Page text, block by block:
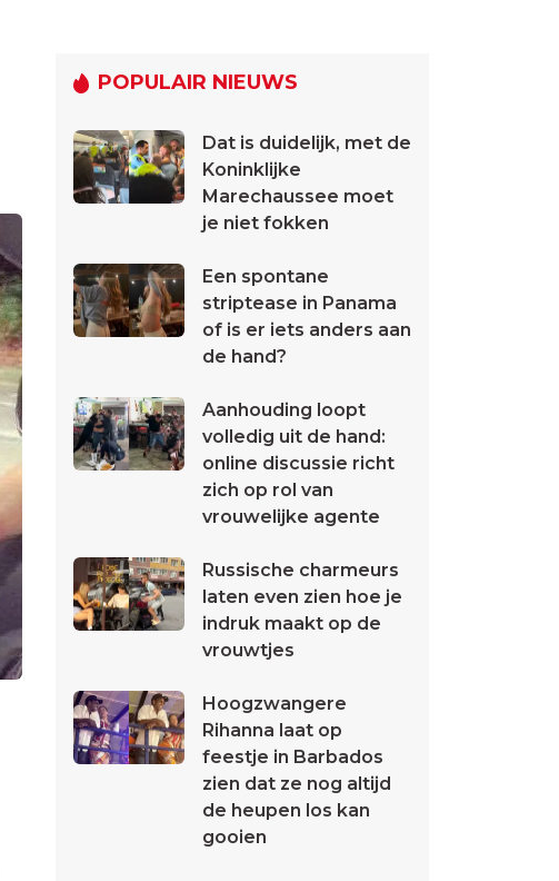
POPULAIR NIEUWS
Dat is duidelijk, met de
Koninklijke
Marechaussee moet
je niet fokken
Een spontane
striptease in Panama
of is er iets anders aan
de hand?
Aanhouding loopt
volledig uit de hand:
online discussie richt
zich op rol van
vrouwelijke agente
Russische charmeurs
laten even zien hoe je
indruk maakt op de
vrouwtjes
Hoogzwangere
Rihanna laat op
feestje in Barbados
zien dat ze nog altijd
de heupen los kan
gooien